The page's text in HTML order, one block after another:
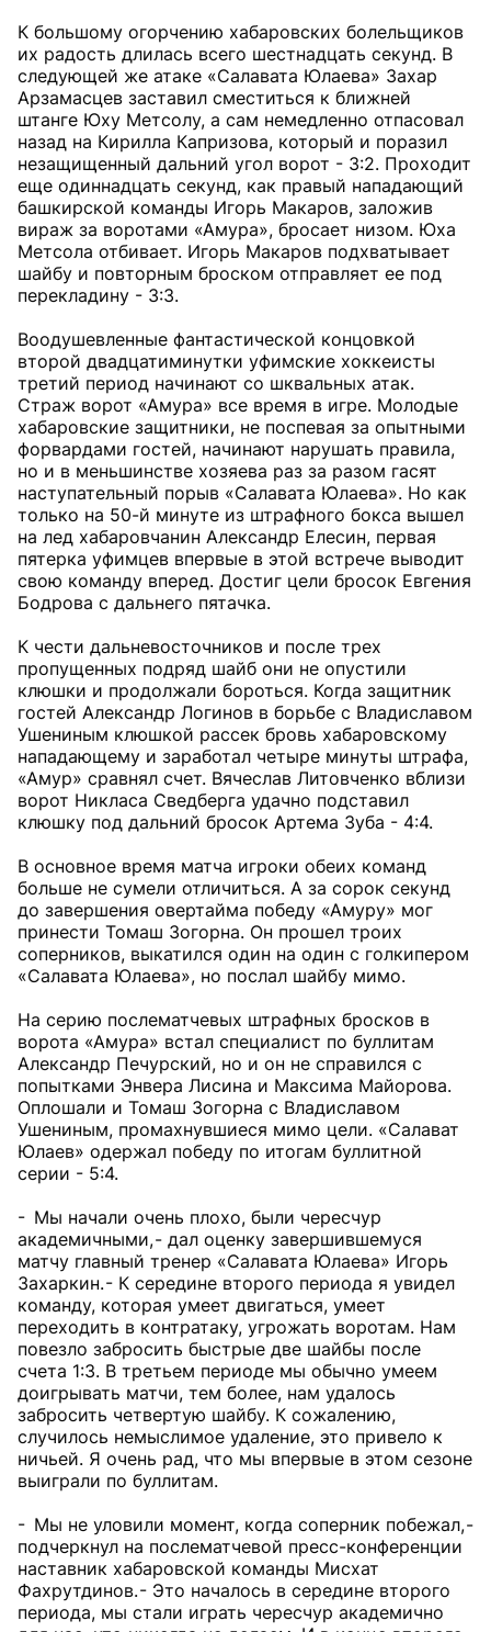
К большому огорчению хабаровских болельщиков
их радость длилась всего шестнадцать секунд. В
следующей же атаке «Салавата Юлаева» Захар
Арзамасцев заставил сместиться к ближней
штанге Юху Метсолу, а сам немедленно отпасовал
назад на Кирилла Капризова, который и поразил
незащищенный дальний угол ворот - 3:2. Проходит
еще одиннадцать секунд, как правый нападающий
башкирской команды Игорь Макаров, заложив
вираж за воротами «Амура», бросает низом. Юха
Метсола отбивает. Игорь Макаров подхватывает
шайбу и повторным броском отправляет ее под
перекладину - 3:3.
Воодушевленные фантастической концовкой
второй двадцатиминутки уфимские хоккеисты
третий период начинают со шквальных атак.
Страж ворот «Амура» все время в игре. Молодые
хабаровские защитники, не поспевая за опытными
форвардами гостей, начинают нарушать правила,
но и в меньшинстве хозяева раз за разом гасят
наступательный порыв «Салавата Юлаева». Но как
только на 50-й минуте из штрафного бокса вышел
на лед хабаровчанин Александр Елесин, первая
пятерка уфимцев впервые в этой встрече выводит
свою команду вперед. Достиг цели бросок Евгения
Бодрова с дальнего пятачка.
К чести дальневосточников и после трех
пропущенных подряд шайб они не опустили
клюшки и продолжали бороться. Когда защитник
гостей Александр Логинов в борьбе с Владиславом
Ушениным клюшкой рассек бровь хабаровскому
нападающему и заработал четыре минуты штрафа,
«Амур» сравнял счет. Вячеслав Литовченко вблизи
ворот Никласа Сведберга удачно подставил
клюшку под дальний бросок Артема Зуба - 4:4.
В основное время матча игроки обеих команд
больше не сумели отличиться. А за сорок секунд
до завершения овертайма победу «Амуру» мог
принести Томаш Зогорна. Он прошел троих
соперников, выкатился один на один с голкипером
«Салавата Юлаева», но послал шайбу мимо.
На серию послематчевых штрафных бросков в
ворота «Амура» встал специалист по буллитам
Александр Печурский, но и он не справился с
попытками Энвера Лисина и Максима Майорова.
Оплошали и Томаш Зогорна с Владиславом
Ушениным, промахнувшиеся мимо цели. «Салават
Юлаев» одержал победу по итогам буллитной
серии - 5:4.
- Мы начали очень плохо, были чересчур
академичными, - дал оценку завершившемуся
матчу главный тренер «Салавата Юлаева» Игорь
Захаркин. - К середине второго периода я увидел
команду, которая умеет двигаться, умеет
переходить в контратаку, угрожать воротам. Нам
повезло забросить быстрые две шайбы после
счета 1:3. В третьем периоде мы обычно умеем
доигрывать матчи, тем более, нам удалось
забросить четвертую шайбу. К сожалению,
случилось немыслимое удаление, это привело к
ничьей. Я очень рад, что мы впервые в этом сезоне
выиграли по буллитам.
- Мы не уловили момент, когда соперник побежал, -
подчеркнул на послематчевой пресс-конференции
наставник хабаровской команды Мисхат
Фахрутдинов. - Это началось в середине второго
периода, мы стали играть чересчур академично